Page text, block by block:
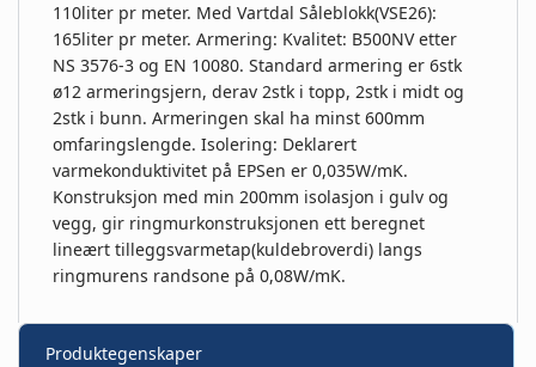
110liter pr meter. Med Vartdal Såleblokk(VSE26):
165liter pr meter. Armering: Kvalitet: B500NV etter
NS 3576-3 og EN 10080. Standard armering er 6stk
ø12 armeringsjern, derav 2stk i topp, 2stk i midt og
2stk i bunn. Armeringen skal ha minst 600mm
omfaringslengde. Isolering: Deklarert
varmekonduktivitet på EPSen er 0,035W/mK.
Konstruksjon med min 200mm isolasjon i gulv og
vegg, gir ringmurkonstruksjonen ett beregnet
lineært tilleggsvarmetap(kuldebroverdi) langs
ringmurens randsone på 0,08W/mK.
Produktegenskaper